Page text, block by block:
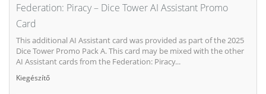
Federation: Piracy – Dice Tower AI Assistant Promo
Card
This additional AI Assistant card was provided as part of the 2025
Dice Tower Promo Pack A. This card may be mixed with the other
AI Assistant cards from the Federation: Piracy...
Kiegészítő